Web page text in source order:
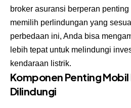
broker asuransi berperan
memilih perlindungan yang
perbedaan ini, Anda bisa
lebih tepat untuk melindungi
kendaraan listrik.
Komponen Penting
Dilindungi